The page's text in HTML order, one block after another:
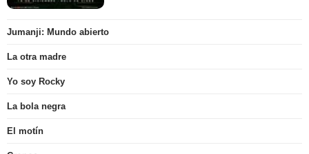
Jumanji: Mundo abierto
La otra madre
Yo soy Rocky
La bola negra
El motín